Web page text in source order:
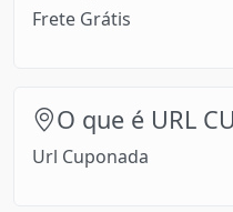
Frete Grátis
O que é URL
Url Cuponada